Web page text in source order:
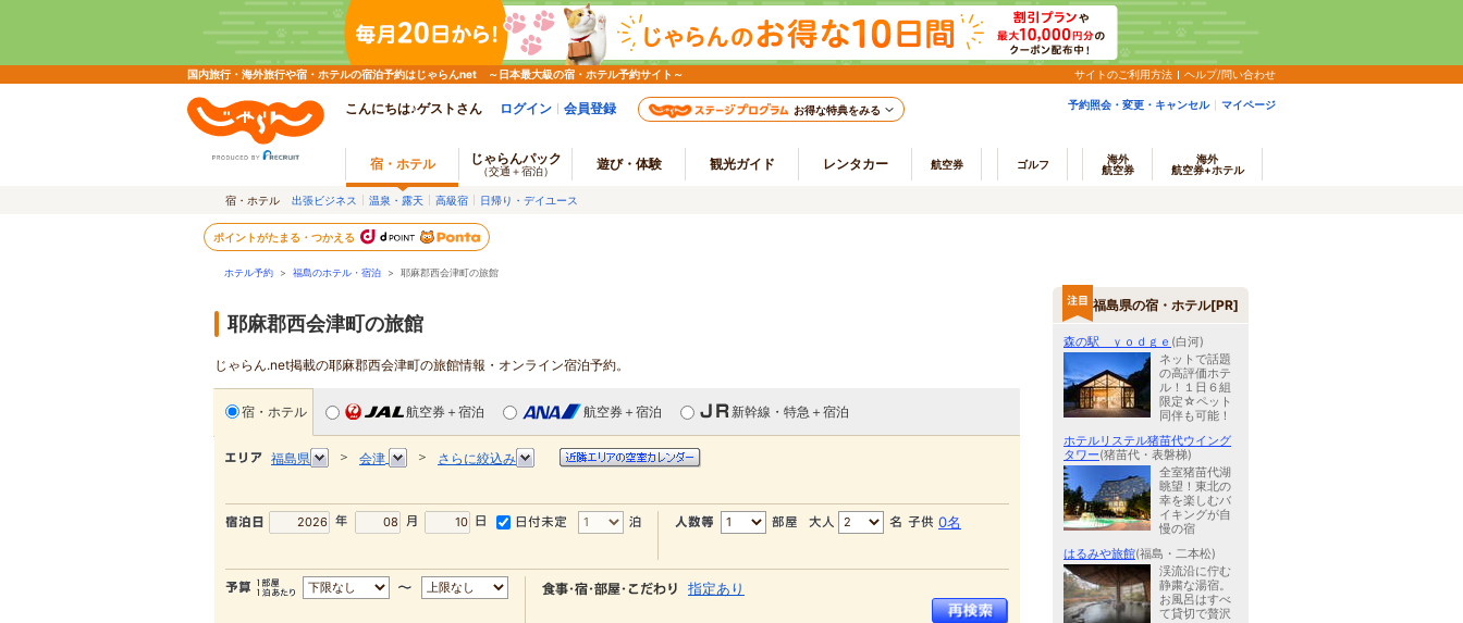
国内旅行・海外旅行や宿・ホテルの宿泊予約はじゃらんnet ～日本最大級の宿・ホテル予約サイト～ サイトのご利用方法 ヘルプ/問い合わせ
こんにちは♪ゲストさん ログイン 会員登録 お得な特典をみる 予約照会・変更・キャンセル マイページ
宿・ホテル じゃらんパック
（交通＋宿泊） 遊び・体験 観光ガイド レンタカー 航空券 ゴルフ
海外
航空券
海外
航空券+ホテル
宿・ホテル 出張ビジネス 温泉・露天 高級宿 日帰り・デイユース
ポイントがたまる・つかえる
ホテル予約 > 福島のホテル・宿泊 > 耶麻郡西会津町の旅館
耶麻郡西会津町の旅館
じゃらん.net掲載の耶麻郡西会津町の旅館情報・オンライン宿泊予約。
宿・ホテル 航空券＋宿泊 航空券＋宿泊 新幹線・特急＋宿泊
福島県 ＞ 会津 ＞ さらに絞込み
0名
指定あり
福島県の宿・ホテル[PR]
森の駅 ｙｏｄｇｅ (白河)
ネットで話題
の高評価ホテ
ル！１日６組
限定☆ペット
同伴も可能！
ホテルリステル猪苗代ウイング
タワー(猪苗代・表磐梯)
全室猪苗代湖
眺望！東北の
幸を楽しむバ
イキングが自
慢の宿
はるみや旅館(福島・二本松)
渓流沿に佇む
静粛な湯宿。
お風呂はすべ
て貸切で贅沢